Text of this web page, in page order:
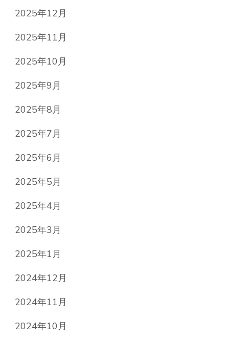
2025年12月
2025年11月
2025年10月
2025年9月
2025年8月
2025年7月
2025年6月
2025年5月
2025年4月
2025年3月
2025年1月
2024年12月
2024年11月
2024年10月